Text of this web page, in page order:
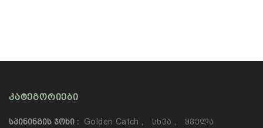
ᲙᲐᲢᲔᲒᲝᲠᲘᲔᲑᲘ
ᲡᲞᲘᲜᲘᲜᲒᲘᲡ ᲯᲝᲮᲘ : Golden Catch , Სხვა ,
Ყველა